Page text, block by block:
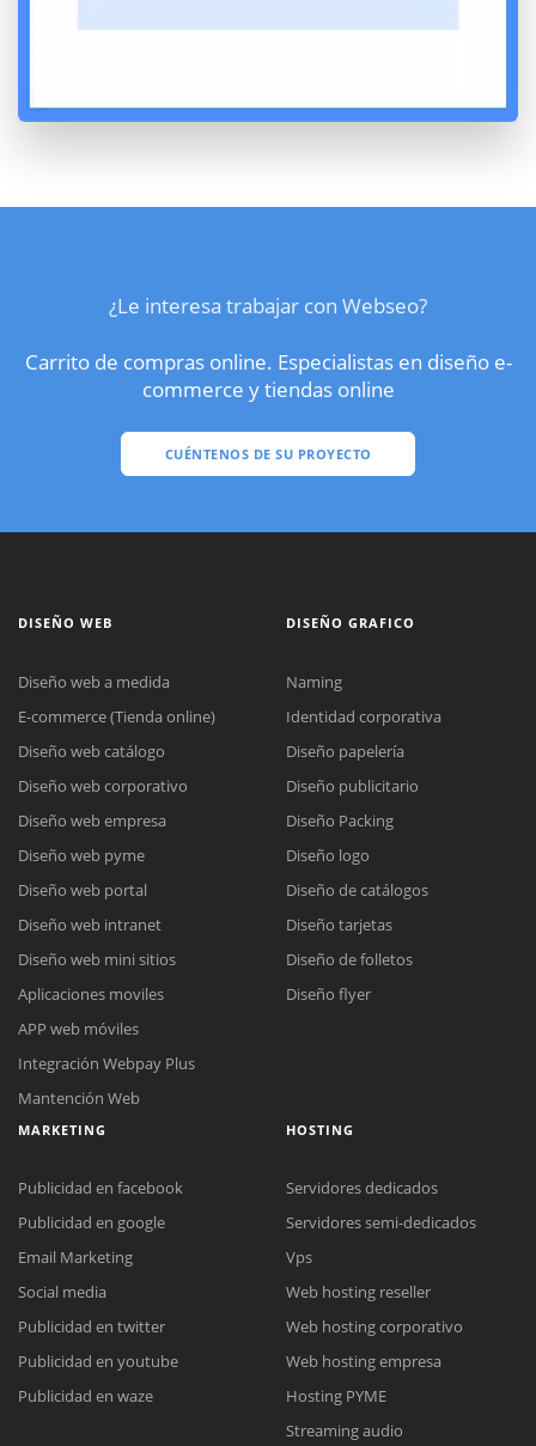
¿Le interesa trabajar con Webseo?
Carrito de compras online. Especialistas en diseño e-
commerce y tiendas online
CUÉNTENOS DE SU PROYECTO
Reunión online
Meet para la reunión online.
Cotización
Chat Online
Todos nuestros ejecutivos están fuera de línea. Complete el formulario
DISEÑO WEB
Diseño web a medida
E-commerce (Tienda online)
Diseño web catálogo
Diseño web corporativo
Diseño web empresa
Diseño web pyme
Diseño web portal
Diseño web intranet
Diseño web mini sitios
Aplicaciones moviles
APP web móviles
Integración Webpay Plus
Mantención Web
DISEÑO GRAFICO
Naming
Identidad corporativa
Diseño papelería
Diseño publicitario
Diseño Packing
Diseño logo
Diseño de catálogos
Diseño tarjetas
Diseño de folletos
Diseño flyer
MARKETING
Publicidad en facebook
Publicidad en google
Email Marketing
Social media
Publicidad en twitter
Publicidad en youtube
Publicidad en waze
HOSTING
Servidores dedicados
Servidores semi-dedicados
Vps
Web hosting reseller
Web hosting corporativo
Web hosting empresa
Hosting PYME
Streaming audio